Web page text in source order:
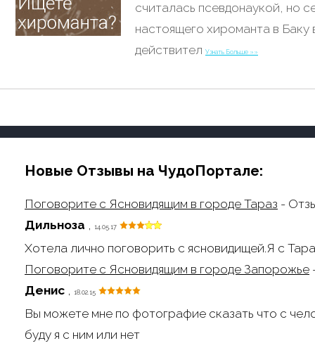
считалась псевдонаукой, но
настоящего хироманта в
действител Узнать Больше »»
Новые Отзывы на ЧудоПортале:
Поговорите с Ясновидящим в городе Тараз -
Дильноза , 14.05.17
Хотела лично поговорить с ясновидищей.Я с
Поговорите с Ясновидящим в городе Запорожье
Денис , 18.02.15
Вы можете мне по фотографие сказать что с
буду я с ним или нет